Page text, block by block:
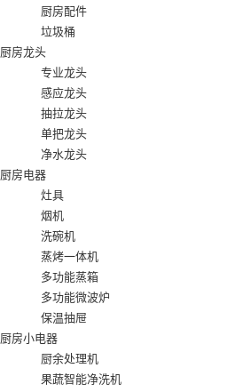
厨房配件
垃圾桶
厨房龙头
专业龙头
感应龙头
抽拉龙头
单把龙头
净水龙头
厨房电器
灶具
烟机
洗碗机
蒸烤一体机
多功能蒸箱
多功能微波炉
保温抽屉
厨房小电器
厨余处理机
果蔬智能净洗机